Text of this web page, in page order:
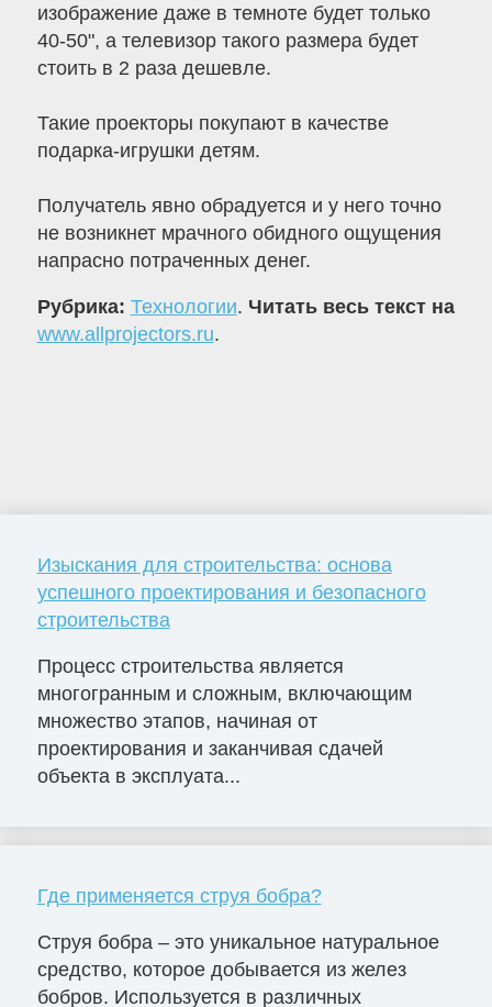
изображение даже в темноте будет только
40-50", а телевизор такого размера будет
стоить в 2 раза дешевле.
Такие проекторы покупают в качестве
подарка-игрушки детям.
Получатель явно обрадуется и у него точно
не возникнет мрачного обидного ощущения
напрасно потраченных денег.
Рубрика: Технологии. Читать весь текст на
www.allprojectors.ru.
Изыскания для строительства: основа
успешного проектирования и безопасного
строительства
Процесс строительства является
многогранным и сложным, включающим
множество этапов, начиная от
проектирования и заканчивая сдачей
объекта в эксплуата...
Где применяется струя бобра?
Струя бобра – это уникальное натуральное
средство, которое добывается из желез
бобров. Используется в различных